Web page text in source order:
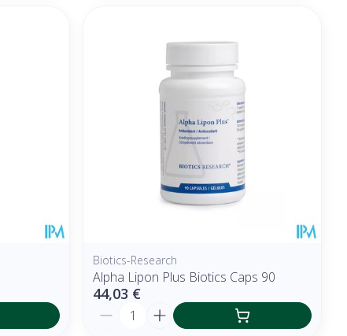
Biotics-Research
Alpha Lipon Plus Biotics Caps 90
44,03 €
Quantité